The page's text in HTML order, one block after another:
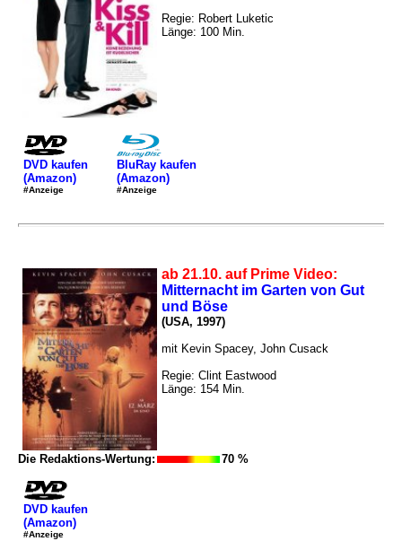
Regie: Robert Luketic
Länge: 100 Min.
DVD kaufen
(Amazon)
#Anzeige
BluRay kaufen
(Amazon)
#Anzeige
ab 21.10. auf Prime Video:
Mitternacht im Garten von Gut
und Böse
(USA, 1997)
mit Kevin Spacey, John Cusack
Regie: Clint Eastwood
Länge: 154 Min.
Die Redaktions-Wertung: 70 %
DVD kaufen
(Amazon)
#Anzeige